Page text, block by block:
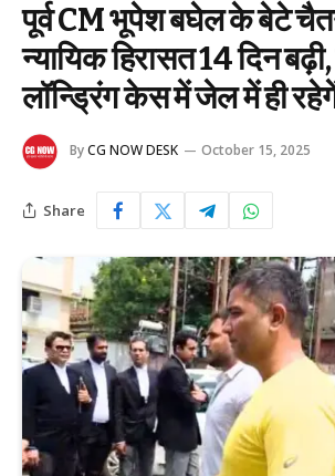
पूर्व CM भूपेश बघेल के बेटे
न्यायिक हिरासत 14 दिन
लॉन्ड्रिंग केस में जेल में ही
ByCG NOW DESK October 15, 2025
Share